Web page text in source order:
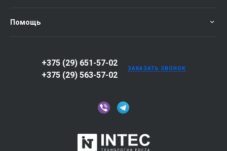
Помощь
+375 (29) 651-57-02
+375 (29) 563-57-02
ЗАКАЗАТЬ ЗВОНОК